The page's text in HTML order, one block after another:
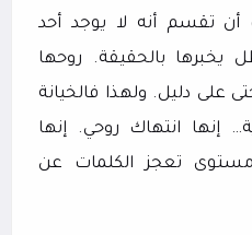
تقسم أنه لا يوجد أحد
بالحقيقة. روحها
على دليل. ولهذا فالخيانة
إنها انتهاك روحي. إنها
مستوى تعجز الكلمات عن